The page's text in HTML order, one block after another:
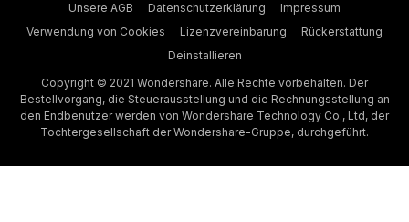
Unsere AGB Datenschutzerklärung
Impressum
Verwendung von Cookies
Lizenzvereinbarung
Rückerstattung
Deinstallieren
Copyright © 2021 Wondershare. Alle Rechte vorbehalten. Der
Bestellvorgang, die Steuerausstellung und die Rechnungsstellung an
den Endbenutzer werden von Wondershare Technology Co., Ltd, der
Tochtergesellschaft der Wondershare-Gruppe, durchgeführt.